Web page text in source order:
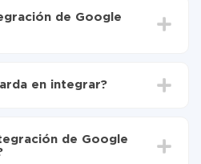
de Google
de Google Analytics a
automáticamente
Brevo
en integrar?
En promedio, la
10 y 15 minutos.
de Google